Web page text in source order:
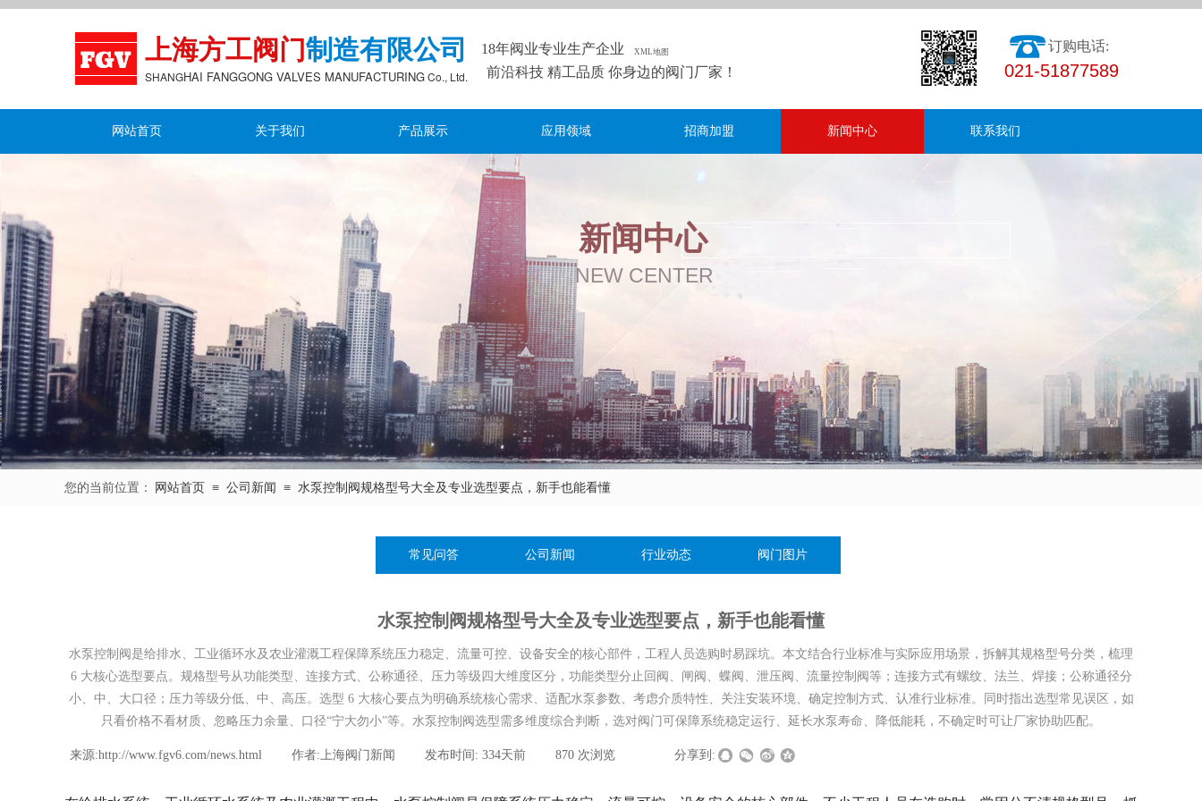
上海方工阀门制造有限公司
SHANGHAI FANGGONG VALVES MANUFACTURINGCo., Ltd. 021-51877589
订购电话:
18年阀业专业生产企业
前沿科技 精工品质 你身边的阀门厂家！
XML地图
网站首页 关于我们 产品展示 应用领域 招商加盟 新闻中心 联系我们
NEW CENTER
新闻中心
网站首页 ≡ 公司新闻 ≡ 水泵控制阀规格型号大全及专业选型要点，新手也能看懂
您的当前位置：​​​​
常见问答 公司新闻 行业动态 阀门图片
水泵控制阀规格型号大全及专业选型要点，新手也能看懂
水泵控制阀是给排水、工业循环水及农业灌溉工程保障系统压力稳定、流量可控、设备安全的核心部件，工程人员选购时易踩坑。本文结合行业标准与实际应用场景，拆解其规格型号分类，梳理
6 大核心选型要点。规格型号从功能类型、连接方式、公称通径、压力等级四大维度区分，功能类型分止回阀、闸阀、蝶阀、泄压阀、流量控制阀等；连接方式有螺纹、法兰、焊接；公称通径分
小、中、大口径；压力等级分低、中、高压。选型 6 大核心要点为明确系统核心需求、适配水泵参数、考虑介质特性、关注安装环境、确定控制方式、认准行业标准。同时指出选型常见误区，如
只看价格不看材质、忽略压力余量、口径“宁大勿小”等。水泵控制阀选型需多维度综合判断，选对阀门可保障系统稳定运行、延长水泵寿命、降低能耗，不确定时可让厂家协助匹配。
来源:http://www.fgv6.com/news.html 作者:上海阀门新闻 发布时间: 334天前 870 次浏览 分享到: